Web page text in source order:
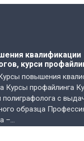
квалификации
курси
повышения
Курсы профайлинга
полиграфолога с
образца
–...